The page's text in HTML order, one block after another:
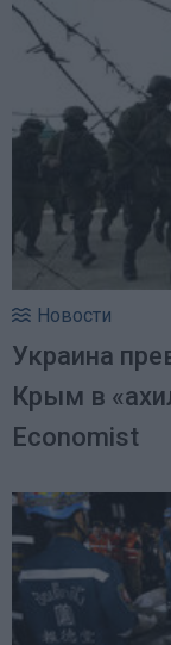
Новости
Украина
Крым в
Economist